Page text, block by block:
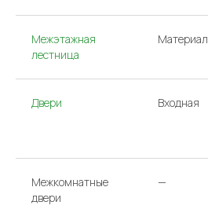
Межэтажная
лестница
Материал
Двери Входная
Межкомнатные
двери
—
ООО «АРГО»/